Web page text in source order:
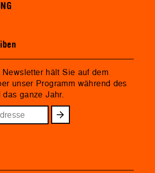
Newsletter hält Sie auf dem
unser Programm während des
ganze Jahr.